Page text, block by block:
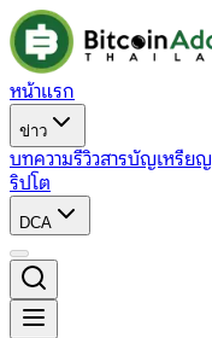
หน้าแรก
ข่าว
บทความรีวิวสารบัญเหรียญ
ริปโต
DCA